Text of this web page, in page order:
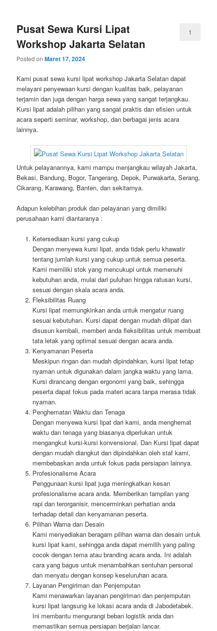
Pusat Sewa Kursi Lipat
Workshop Jakarta Selatan
Posted onMaret 17, 2024
1
Kami pusat sewa kursi lipat workshop Jakarta Selatan dapat
melayani penyewaan kursi dengan kualitas baik, pelayanan
terjamin dan juga dengan harga sewa yang sangat terjangkau.
Kursi lipat adalah pilihan yang sangat praktis dan efisien untuk
acara seperti seminar, workshop, dan berbagai jenis acara
lainnya.
Untuk pelayanannya, kami mampu menjangkau wilayah Jakarta,
Bekasi, Bandung, Bogor, Tangerang, Depok, Purwakarta, Serang,
Cikarang, Karawang, Banten, dan sekitarnya.
Adapun kelebihan produk dan pelayanan yang dimiliki
perusahaan kami diantaranya :
Ketersediaan kursi yang cukup
Dengan menyewa kursi lipat, anda tidak perlu khawatir
tentang jumlah kursi yang cukup untuk semua peserta.
Kami memiliki stok yang mencukupi untuk memenuhi
kebutuhan anda, mulai dari puluhan hingga ratusan kursi,
sesuai dengan skala acara anda.
Fleksibilitas Ruang
Kursi lipat memungkinkan anda untuk mengatur ruang
sesuai kebutuhan. Kursi dapat dengan mudah dilipat dan
disusun kembali, memberi anda fleksibilitas untuk membuat
tata letak yang optimal sesuai dengan acara anda.
Kenyamanan Peserta
Meskipun ringan dan mudah dipindahkan, kursi lipat tetap
nyaman untuk digunakan dalam jangka waktu yang lama.
Kursi dirancang dengan ergonomi yang baik, sehingga
peserta dapat fokus pada materi acara tanpa merasa tidak
nyaman.
Penghematan Waktu dan Tenaga
Dengan menyewa kursi lipat dari kami, anda menghemat
waktu dan tenaga yang biasanya diperlukan untuk
mengangkut kursi-kursi konvensional. Dan Kursi lipat dapat
dengan mudah diangkut dan dipindahkan oleh staf kami,
membebaskan anda untuk fokus pada persiapan lainnya.
Profesionalisme Acara
Penggunaan kursi lipat juga meningkatkan kesan
profesionalisme acara anda. Memberikan tampilan yang
rapi dan terorganisir, mencerminkan perhatian anda
terhadap detail dan kenyamanan peserta.
Pilihan Warna dan Desain
Kami menyediakan beragam pilihan warna dan desain untuk
kursi lipat kami, sehingga anda dapat memilih yang paling
cocok dengan tema atau branding acara anda. Ini adalah
cara yang bagus untuk menambahkan sentuhan personal
dan menyatu dengan konsep keseluruhan acara.
Layanan Pengiriman dan Penjemputan
Kami menawarkan layanan pengiriman dan penjemputan
kursi lipat langsung ke lokasi acara anda di Jabodetabek.
Ini membantu mengurangi beban logistik anda dan
memastikan semua persiapan berjalan lancar.